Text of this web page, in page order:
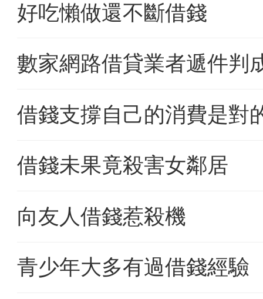
好吃懶做還不斷借錢
數家網路借貸業者遞件判
借錢支撐自己的消費是對
借錢未果竟殺害女鄰居
向友人借錢惹殺機
青少年大多有過借錢經驗